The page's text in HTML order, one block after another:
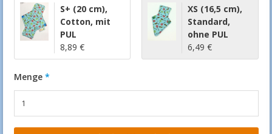
S+ (20 cm),
Cotton, mit
PUL
8,89 €
XS (16,5 cm),
Standard,
ohne PUL
6,49 €
Menge